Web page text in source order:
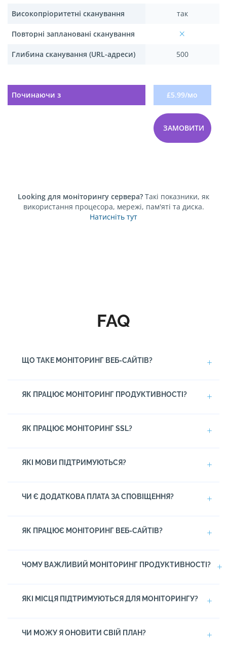
Високопріоритетні сканування
Повторні заплановані сканування
Глибина сканування (URL-адреси)
Починаючи з
так
500
£5.99/мо
ЗАМОВИТИ
Looking для моніторингу сервера? Такі показники, як
використання процесора, мережі, пам'яті та диска.
Натисніть тут
FAQ
ЩО ТАКЕ МОНІТОРИНГ ВЕБ-САЙТІВ?
ЯК ПРАЦЮЄ МОНІТОРИНГ ПРОДУКТИВНОСТІ?
ЯК ПРАЦЮЄ МОНІТОРИНГ SSL?
ЯКІ МОВИ ПІДТРИМУЮТЬСЯ?
ЧИ Є ДОДАТКОВА ПЛАТА ЗА СПОВІЩЕННЯ?
ЯК ПРАЦЮЄ МОНІТОРИНГ ВЕБ-САЙТІВ?
ЧОМУ ВАЖЛИВИЙ МОНІТОРИНГ ПРОДУКТИВНОСТІ?
ЯКІ МІСЦЯ ПІДТРИМУЮТЬСЯ ДЛЯ МОНІТОРИНГУ?
ЧИ МОЖУ Я ОНОВИТИ СВІЙ ПЛАН?